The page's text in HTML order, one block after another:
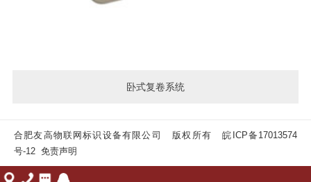
卧式复卷系统
合肥友高物联网标识设备有限公司 版权所有皖ICP备17013574
号-12 免责声明